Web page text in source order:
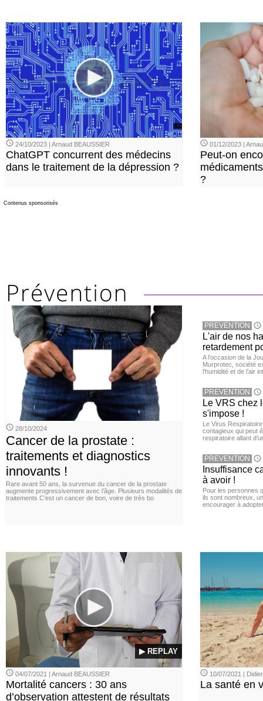
24/10/2023 | Arnaud BEAUSSIER
ChatGPT concurrent des médecins
dans le traitement de la dépression ?
01/12/2023 |
Peut-on
?
Contenus sponsorisés
28/10/2024
Cancer de la prostate :
traitements et diagnostics
innovants !
Rare avant 50 ans, la survenue du cancer de la prostate
augmente progressivement avec l’âge. Plusieurs modalités de
traitements C’est un cancer de bon, voire de très bo
PREVENTION
L'air de nos
retardement
A l’occasion de la
Murprotec, société
l’humidité et de l’air
PREVENTION
Le VRS chez
s'impose !
Le Virus
contagieux qui peut
respiratoire allant
PREVENTION
Insuffisance
à avoir !
Pour les personnes
ils sont nombreux,
encourager à
▶ REPLAY
04/07/2021 | Arnaud BEAUSSIER
Mortalité cancers : 30 ans
d’observation attestent de résultats
10/07/2021 |
La santé en